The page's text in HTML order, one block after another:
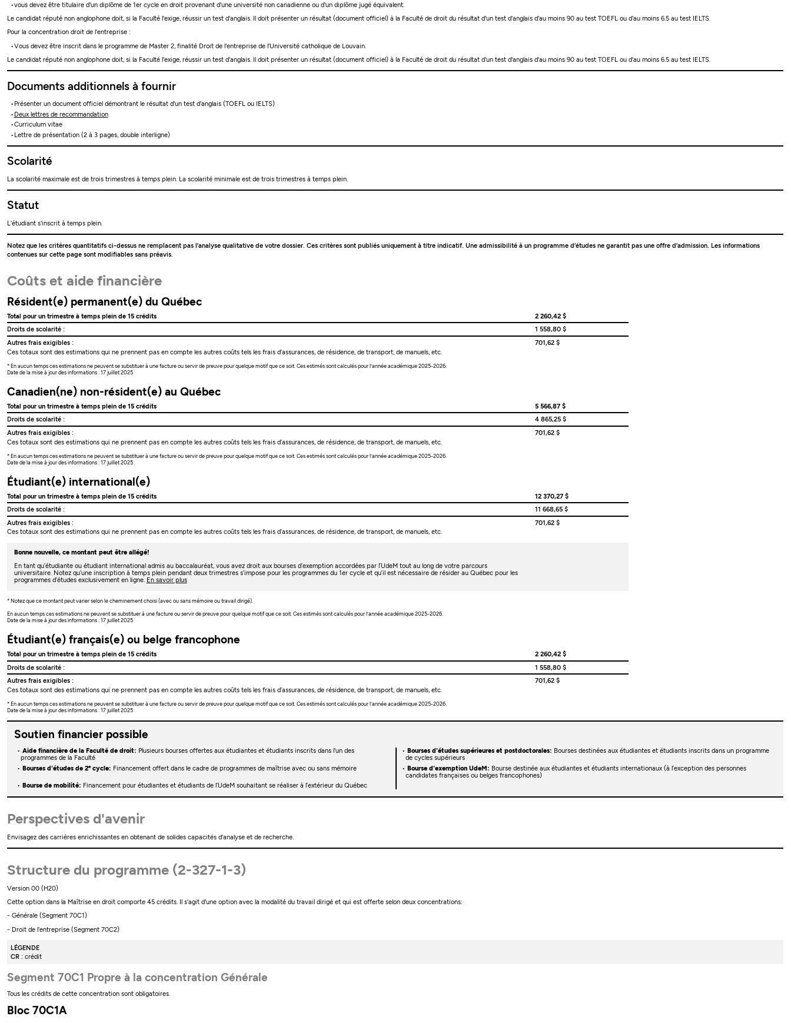
vous devez être titulaire d'un diplôme de 1er cycle en droit provenant d'une université non canadienne ou d'un diplôme jugé équivalent.
Le candidat réputé non anglophone doit, si la Faculté l'exige, réussir un test d'anglais. Il doit présenter un résultat (document officiel) à la Faculté de droit du résultat d'un test d'anglais d'au moins 90 au test TOEFL ou d'au moins 6.5 au test IELTS.
Pour la concentration droit de l'entreprise :
Vous devez être inscrit dans le programme de Master 2, finalité Droit de l'entreprise de l'Université catholique de Louvain.
Le candidat réputé non anglophone doit, si la Faculté l'exige, réussir un test d'anglais. Il doit présenter un résultat (document officiel) à la Faculté de droit du résultat d'un test d'anglais d'au moins 90 au test TOEFL ou d'au moins 6.5 au test IELTS.
Documents additionnels à fournir
Présenter un document officiel démontrant le résultat d'un test d'anglais (TOEFL ou IELTS)
Deux lettres de recommandation
Curriculum vitae
Lettre de présentation (2 à 3 pages, double interligne)
Scolarité
La scolarité maximale est de trois trimestres à temps plein. La scolarité minimale est de trois trimestres à temps plein.
Statut
L'étudiant s'inscrit à temps plein.
Notez que les critères quantitatifs ci-dessus ne remplacent pas l’analyse qualitative de votre dossier. Ces critères sont publiés uniquement à titre indicatif. Une admissibilité à un programme d’études ne garantit pas une offre d’admission. Les informations
contenues sur cette page sont modifiables sans préavis.
Coûts et aide financière
Résident(e) permanent(e) du Québec
Total pour un trimestre à temps plein de 15 crédits
2 260,42 $
Droits de scolarité :
1 558,80 $
Autres frais exigibles :
701,62 $
Ces totaux sont des estimations qui ne prennent pas en compte les autres coûts tels les frais d’assurances, de résidence, de transport, de manuels, etc.
* En aucun temps ces estimations ne peuvent se substituer à une facture ou servir de preuve pour quelque motif que ce soit. Ces estimés sont calculés pour l’année académique 2025-2026.
Date de la mise à jour des informations : 17 juillet 2025
Canadien(ne) non-résident(e) au Québec
Total pour un trimestre à temps plein de 15 crédits
5 566,87 $
Droits de scolarité :
4 865,25 $
Autres frais exigibles :
701,62 $
Ces totaux sont des estimations qui ne prennent pas en compte les autres coûts tels les frais d’assurances, de résidence, de transport, de manuels, etc.
* En aucun temps ces estimations ne peuvent se substituer à une facture ou servir de preuve pour quelque motif que ce soit. Ces estimés sont calculés pour l’année académique 2025-2026.
Date de la mise à jour des informations : 17 juillet 2025
Étudiant(e) international(e)
Total pour un trimestre à temps plein de 15 crédits
12 370,27 $
Droits de scolarité :
11 668,65 $
Autres frais exigibles :
701,62 $
Ces totaux sont des estimations qui ne prennent pas en compte les autres coûts tels les frais d’assurances, de résidence, de transport, de manuels, etc.
Bonne nouvelle, ce montant peut être allégé!
En tant qu’étudiante ou étudiant international admis au baccalauréat, vous avez droit aux bourses d’exemption accordées par l’UdeM tout au long de votre parcours
universitaire. Notez qu’une inscription à temps plein pendant deux trimestres s’impose pour les programmes du 1er cycle et qu’il est nécessaire de résider au Québec pour les
programmes d’études exclusivement en ligne. En savoir plus
* Notez que ce montant peut varier selon le cheminement choisi (avec ou sans mémoire ou travail dirigé).
En aucun temps ces estimations ne peuvent se substituer à une facture ou servir de preuve pour quelque motif que ce soit. Ces estimés sont calculés pour l’année académique 2025-2026.
Date de la mise à jour des informations : 17 juillet 2025
Étudiant(e) français(e) ou belge francophone
Total pour un trimestre à temps plein de 15 crédits
2 260,42 $
Droits de scolarité :
1 558,80 $
Autres frais exigibles :
701,62 $
Ces totaux sont des estimations qui ne prennent pas en compte les autres coûts tels les frais d’assurances, de résidence, de transport, de manuels, etc.
* En aucun temps ces estimations ne peuvent se substituer à une facture ou servir de preuve pour quelque motif que ce soit. Ces estimés sont calculés pour l’année académique 2025-2026.
Date de la mise à jour des informations : 17 juillet 2025
Soutien financier possible
Aide financière de la Faculté de droit: Plusieurs bourses offertes aux étudiantes et étudiants inscrits dans l'un des
programmes de la Faculté
Bourses d'études supérieures et postdoctorales: Bourses destinées aux étudiantes et étudiants inscrits dans un programme
de cycles supérieurs
Bourses d'études de 2ecycle: Financement offert dans le cadre de programmes de maîtrise avec ou sans mémoire Bourse d'exemption UdeM: Bourse destinée aux étudiantes et étudiants internationaux (à l’exception des personnes
candidates françaises ou belges francophones)
Bourse de mobilité: Financement pour étudiantes et étudiants de l’UdeM souhaitant se réaliser à l’extérieur du Québec
Perspectives d'avenir
Envisagez des carrières enrichissantes en obtenant de solides capacités d'analyse et de recherche.
Structure du programme (2-327-1-3)
Version 00 (H20)
Cette option dans la Maîtrise en droit comporte 45 crédits. Il s'agit d'une option avec la modalité du travail dirigé et qui est offerte selon deux concentrations:
- Générale (Segment 70C1)
- Droit de l'entreprise (Segment 70C2)
LÉGENDE
CR : crédit
Segment 70C1 Propre à la concentration Générale
Tous les crédits de cette concentration sont obligatoires.
Bloc 70C1A